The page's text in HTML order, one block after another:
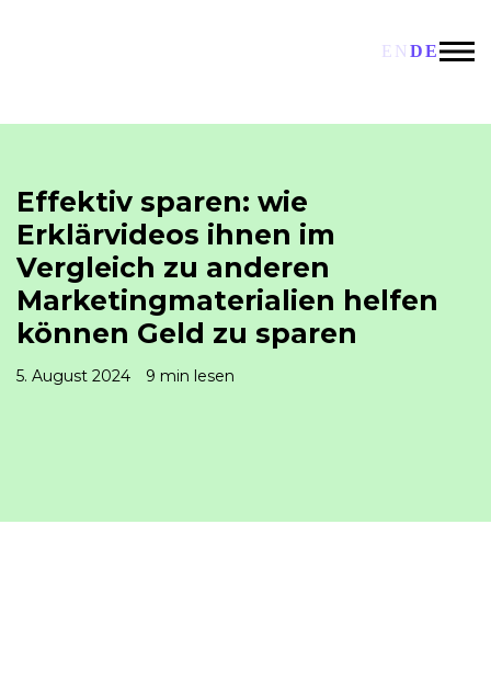
EN DE
Effektiv sparen: wie
Erklärvideos ihnen im
Vergleich zu anderen
Marketingmaterialien helfen
können Geld zu sparen
5. August 2024 9 min lesen